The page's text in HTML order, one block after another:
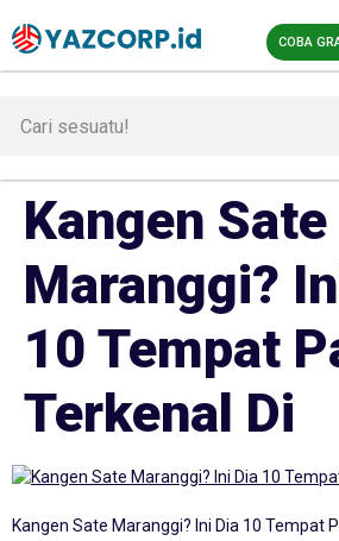
COBA
Kangen Sate
Maranggi?
10 Tempat
Terkenal Di
Kangen Sate Maranggi? Ini Dia 10 Tempat